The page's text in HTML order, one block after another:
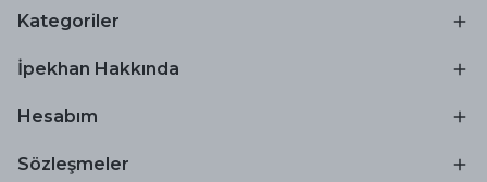
Kategoriler
İpekhan Hakkında
Hesabım
Sözleşmeler